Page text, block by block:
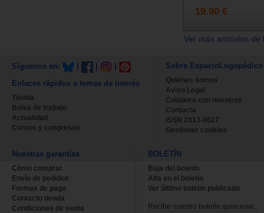
19.90 €
Ver más artículos
Síguenos en:
Enlaces rápidos a temas de interés
Tienda
Bolsa de trabajo
Actualidad
Cursos y congresos
Sobre EspacioLogopédico
Quienes somos
Aviso Legal
Colabora con nosotros
Contacta
ISSN 2013-0627
Gestionar cookies
Nuestras garantías
Cómo comprar
Envío de pedidos
Formas de pago
Contacto tienda
Condiciones de venta
BOLETÍN
Baja del boletin
Alta en el boletin
Ver último boletin publicado
Recibe nuestro boletín quincenal.